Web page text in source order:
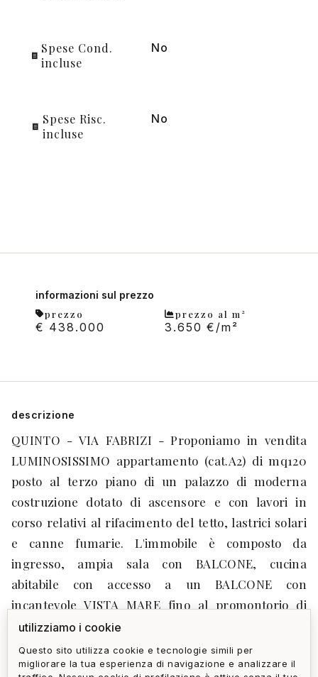
Spese Cond.
incluse
No
Spese Risc.
incluse
No
informazioni sul prezzo
prezzo
€ 438.000
prezzo al m²
3.650 €/m²
descrizione
QUINTO - VIA FABRIZI - Proponiamo in vendita
LUMINOSISSIMO appartamento (cat.A2) di mq120
posto al terzo piano di un palazzo di moderna
costruzione dotato di ascensore e con lavori in
corso relativi al rifacimento del tetto, lastrici solari
e canne fumarie. L'immobile è composto da
ingresso, ampia sala con BALCONE, cucina
abitabile con accesso a un BALCONE con
incantevole VISTA MARE fino al promontorio di
Portofino, 3 ampie camere da letto, di cui una con
BALCONE, due bagni. Riscaldamento centralizzato.
POSTO AUTO sotto casa. La posizione defilata e
utilizziamo i cookie
Questo sito utilizza cookie e tecnologie simili per
migliorare la tua esperienza di navigazione e analizzare il